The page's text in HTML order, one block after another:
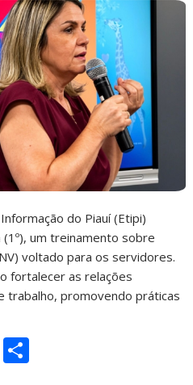
do Piauí (Etipi)
um treinamento sobre
voltado para os servidores.
fortalecer as relações
trabalho, promovendo práticas
E